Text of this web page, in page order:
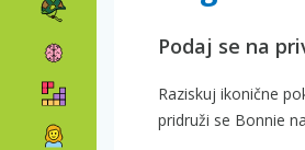
Podaj se na
Raziskuj ikonične
pridruži se Bonnie